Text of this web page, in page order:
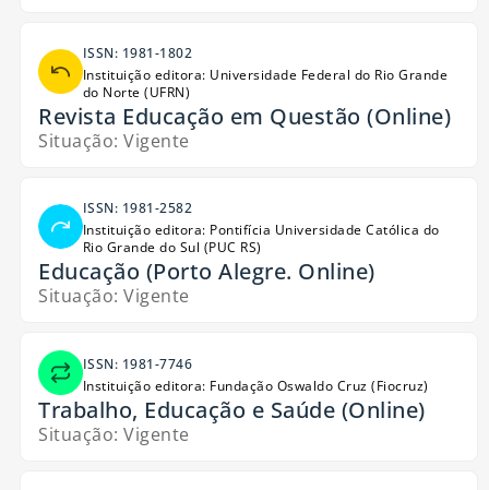
ISSN: 1981-1802
Instituição editora: Universidade Federal do Rio Grande
do Norte (UFRN)
Revista Educação em Questão (Online)
Situação: Vigente
ISSN: 1981-2582
Instituição editora: Pontifícia Universidade Católica do
Rio Grande do Sul (PUC RS)
Educação (Porto Alegre. Online)
Situação: Vigente
ISSN: 1981-7746
Instituição editora: Fundação Oswaldo Cruz (Fiocruz)
Trabalho, Educação e Saúde (Online)
Situação: Vigente